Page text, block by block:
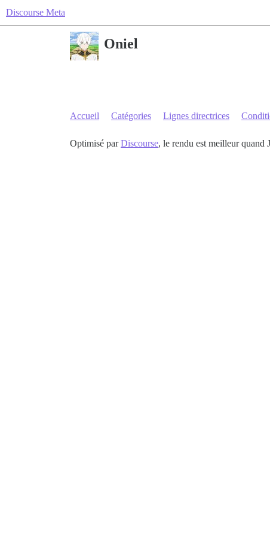
Discourse Meta
Oniel
Accueil Catégories Lignes directrices
Optimisé parDiscourse, le rendu est meilleur quand